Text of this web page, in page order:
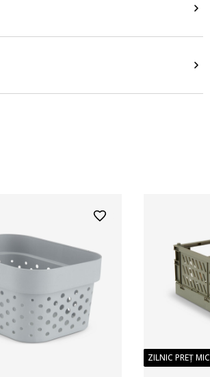
ZILNIC PREȚ MIC